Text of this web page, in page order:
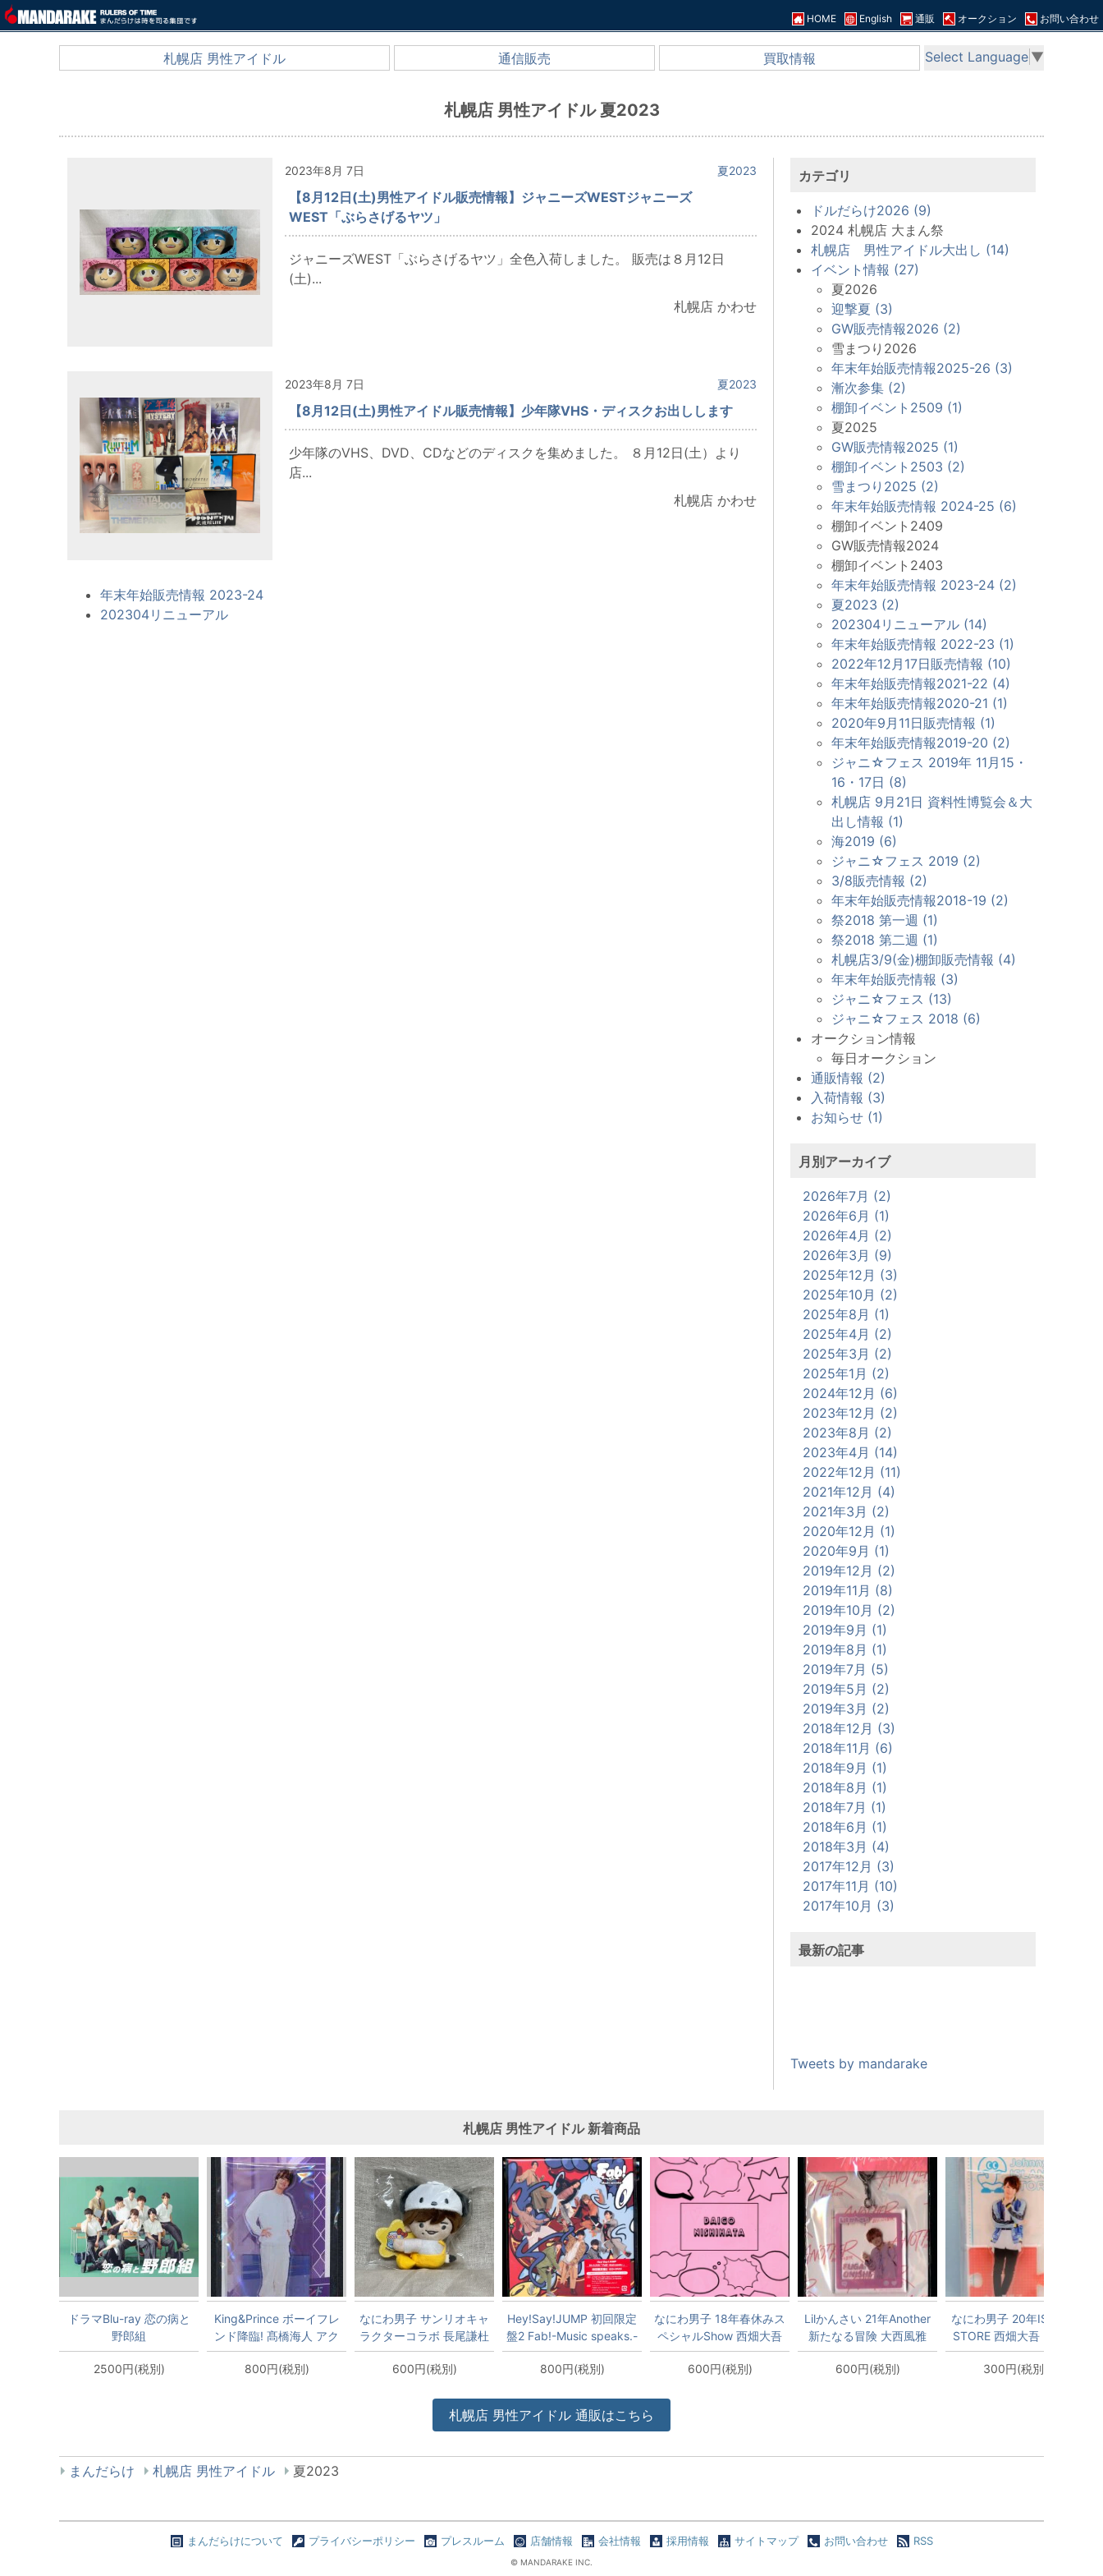
HOME English 通販 オークション お問い合わせ
札幌店 男性アイドル 通信販売 買取情報 Select Language ▼
札幌店 男性アイドル 夏2023
2023年8月 7日 夏2023
【8月12日(土)男性アイドル販売情報】ジャニーズWESTジャニーズ
WEST「ぶらさげるヤツ」
ジャニーズWEST「ぶらさげるヤツ」全色入荷しました。 販売は８月12日
(土)...
札幌店 かわせ
2023年8月 7日 夏2023
【8月12日(土)男性アイドル販売情報】少年隊VHS・ディスクお出しします
少年隊のVHS、DVD、CDなどのディスクを集めました。 ８月12日(土）より
店...
札幌店 かわせ
年末年始販売情報 2023-24
202304リニューアル
カテゴリ
ドルだらけ2026 (9)
2024 札幌店 大まん祭
札幌店 男性アイドル大出し (14)
イベント情報 (27)
夏2026
迎撃夏 (3)
GW販売情報2026 (2)
雪まつり2026
年末年始販売情報2025-26 (3)
漸次参集 (2)
棚卸イベント2509 (1)
夏2025
GW販売情報2025 (1)
棚卸イベント2503 (2)
雪まつり2025 (2)
年末年始販売情報 2024-25 (6)
棚卸イベント2409
GW販売情報2024
棚卸イベント2403
年末年始販売情報 2023-24 (2)
夏2023 (2)
202304リニューアル (14)
年末年始販売情報 2022-23 (1)
2022年12月17日販売情報 (10)
年末年始販売情報2021-22 (4)
年末年始販売情報2020-21 (1)
2020年9月11日販売情報 (1)
年末年始販売情報2019-20 (2)
ジャニ☆フェス 2019年 11月15・
16・17日 (8)
札幌店 9月21日 資料性博覧会＆大
出し情報 (1)
海2019 (6)
ジャニ☆フェス 2019 (2)
3/8販売情報 (2)
年末年始販売情報2018-19 (2)
祭2018 第一週 (1)
祭2018 第二週 (1)
札幌店3/9(金)棚卸販売情報 (4)
年末年始販売情報 (3)
ジャニ☆フェス (13)
ジャニ☆フェス 2018 (6)
オークション情報
毎日オークション
通販情報 (2)
入荷情報 (3)
お知らせ (1)
月別アーカイブ
2026年7月 (2)
2026年6月 (1)
2026年4月 (2)
2026年3月 (9)
2025年12月 (3)
2025年10月 (2)
2025年8月 (1)
2025年4月 (2)
2025年3月 (2)
2025年1月 (2)
2024年12月 (6)
2023年12月 (2)
2023年8月 (2)
2023年4月 (14)
2022年12月 (11)
2021年12月 (4)
2021年3月 (2)
2020年12月 (1)
2020年9月 (1)
2019年12月 (2)
2019年11月 (8)
2019年10月 (2)
2019年9月 (1)
2019年8月 (1)
2019年7月 (5)
2019年5月 (2)
2019年3月 (2)
2018年12月 (3)
2018年11月 (6)
2018年9月 (1)
2018年8月 (1)
2018年7月 (1)
2018年6月 (1)
2018年3月 (4)
2017年12月 (3)
2017年11月 (10)
2017年10月 (3)
最新の記事
Tweets by mandarake
札幌店 男性アイドル新着商品
ドラマBlu-ray 恋の病と
野郎組
2500円(税別)
King&Prince ボーイフレ
ンド降臨! 髙橋海人 アク
リルスタンド
800円(税別)
なにわ男子 サンリオキャ
ラクターコラボ 長尾謙杜
クリップマスコット ポチ
ャッコ
600円(税別)
Hey!Say!JUMP 初回限定
盤2 Fab!-Music speaks.-
800円(税別)
なにわ男子 18年春休みス
ペシャルShow 西畑大吾
ギャグメモ帳
600円(税別)
Lilかんさい 21年Another
新たなる冒険 大西風雅
アクリルフォトフレーム
キーホルダー
600円(税別)
なにわ男子 20年ISLAND
STORE 西畑大吾 アクリ
ルスタンド *夏
300円(税別)
札幌店 男性アイドル 通販はこちら
まんだらけ 札幌店 男性アイドル 夏2023
まんだらけについて プライバシーポリシー プレスルーム 店舗情報 会社情報 採用情報 サイトマップ お問い合わせ RSS
© MANDARAKE INC.